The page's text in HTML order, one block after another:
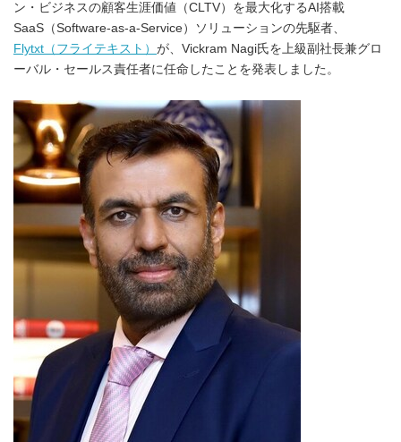
ン・ビジネスの顧客生涯価値（CLTV）を最大化するAI搭載
SaaS（Software-as-a-Service）ソリューションの先駆者、
Flytxt（フライテキスト） が、Vickram Nagi氏を上級副社長兼グロ
ーバル・セールス責任者に任命したことを発表しました。